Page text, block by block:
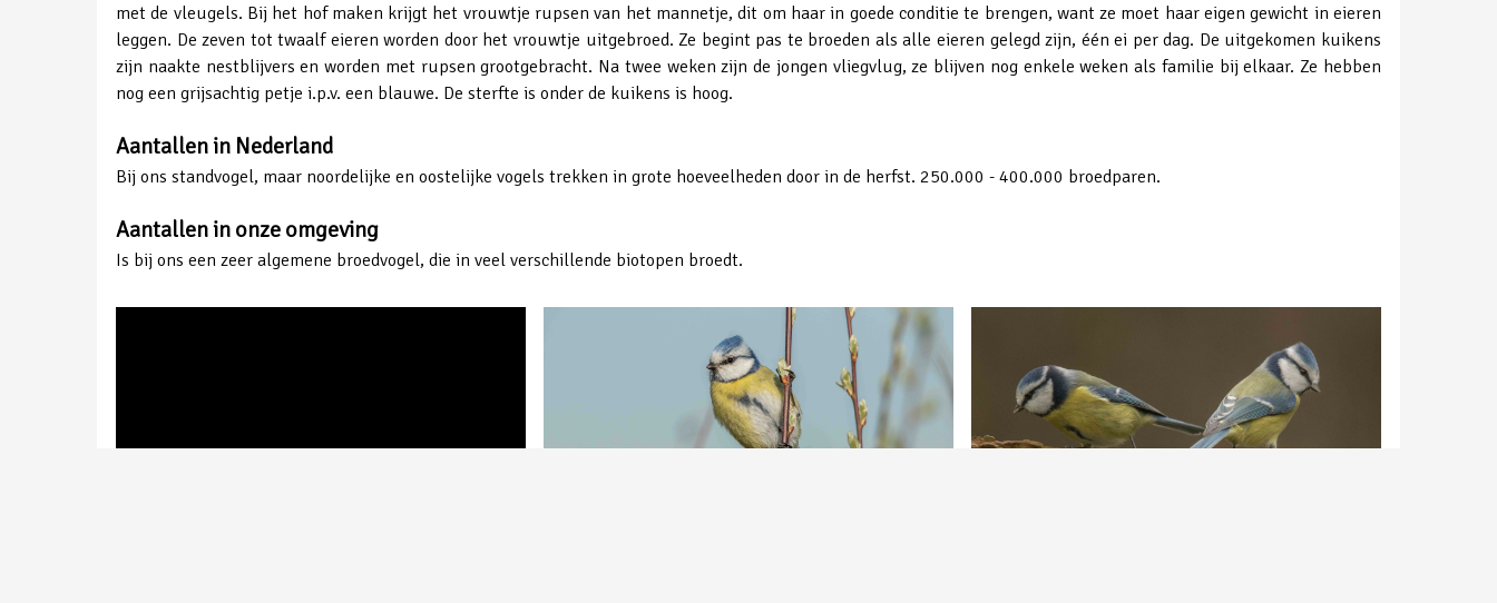
met de vleugels. Bij het hof maken krijgt het vrouwtje rupsen van het mannetje, dit om haar in goede conditie te brengen, want ze moet haar eigen gewicht in eieren
leggen. De zeven tot twaalf eieren worden door het vrouwtje uitgebroed. Ze begint pas te broeden als alle eieren gelegd zijn, één ei per dag. De uitgekomen kuikens
zijn naakte nestblijvers en worden met rupsen grootgebracht. Na twee weken zijn de jongen vliegvlug, ze blijven nog enkele weken als familie bij elkaar. Ze hebben
nog een grijsachtig petje i.p.v. een blauwe. De sterfte is onder de kuikens is hoog.
Aantallen in Nederland
Bij ons standvogel, maar noordelijke en oostelijke vogels trekken in grote hoeveelheden door in de herfst. 250.000 - 400.000 broedparen.
Aantallen in onze omgeving
Is bij ons een zeer algemene broedvogel, die in veel verschillende biotopen broedt.